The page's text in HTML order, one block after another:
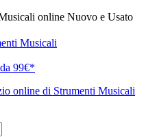
online Nuovo e Usato
Musicali
99€*